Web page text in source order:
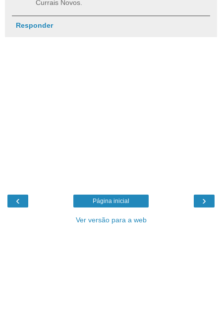
Currais Novos.
Responder
‹ ›
Página inicial
Ver versão para a web